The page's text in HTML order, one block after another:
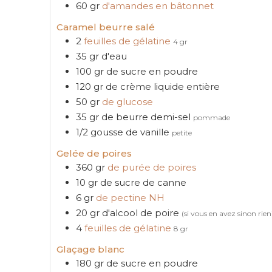
60 gr d'amandes en bâtonnet
Caramel beurre salé
2 feuilles de gélatine 4 gr
35 gr d'eau
100 gr de sucre en poudre
120 gr de crème liquide entière
50 gr de glucose
35 gr de beurre demi-sel pommade
1/2 gousse de vanille petite
Gelée de poires
360 gr de purée de poires
10 gr de sucre de canne
6 gr de pectine NH
20 gr d'alcool de poire (si vous en avez sinon
4 feuilles de gélatine 8 gr
Glaçage blanc
180 gr de sucre en poudre